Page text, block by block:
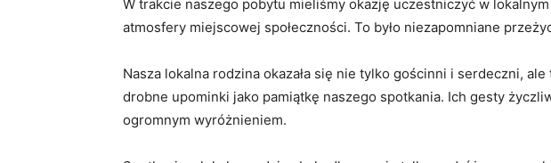
W trakcie⁣ naszego pobytu mieliśmy okazję‍ uczestniczyć w
atmosfery miejscowej społeczności. To ⁢było niezapomniane
Nasza lokalna rodzina okazała​ się nie tylko gościnni i⁤ serdeczni,
drobne upominki jako⁢ pamiątkę naszego spotkania.⁣ Ich gesty
ogromnym wyróżnieniem.